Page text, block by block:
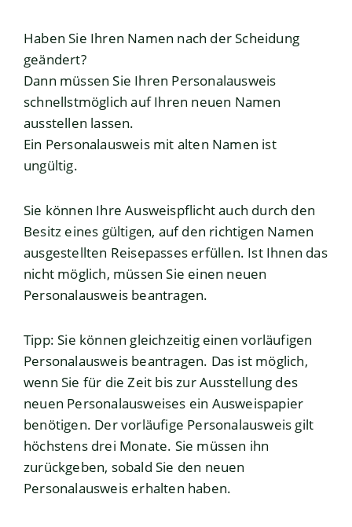
Haben Sie Ihren Namen nach der Scheidung
geändert?
Dann müssen Sie Ihren Personalausweis
schnellstmöglich auf Ihren neuen Namen
ausstellen lassen.
Ein Personalausweis mit alten Namen ist
ungültig.
Sie können Ihre Ausweispflicht auch durch den
Besitz eines gültigen, auf den richtigen Namen
ausgestellten Reisepasses erfüllen. Ist Ihnen das
nicht möglich, müssen Sie einen neuen
Personalausweis beantragen.
Tipp: Sie können gleichzeitig einen vorläufigen
Personalausweis beantragen. Das ist möglich,
wenn Sie für die Zeit bis zur Ausstellung des
neuen Personalausweises ein Ausweispapier
benötigen. Der vorläufige Personalausweis gilt
höchstens drei Monate. Sie müssen ihn
zurückgeben, sobald Sie den neuen
Personalausweis erhalten haben.